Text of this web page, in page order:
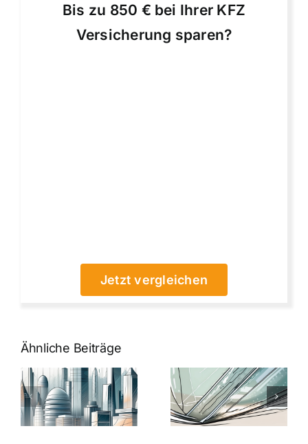
Bis zu 850 € bei Ihrer KFZ
Versicherung sparen?
Jetzt vergleichen
Ähnliche Beiträge
5 Gründe,
warum
Nanoversiegelung
auf Glas
7
Expertentipps
für maximale